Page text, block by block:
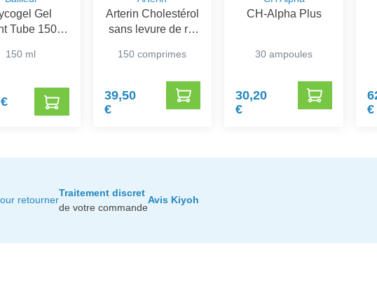
Gel
Tube 150ml
150 ml
Arterin Cholestérol
sans levure de riz
150 comprimes
39,50
€
CH-Alpha Plus
30 ampoules
30,20
€
€
retourner
Traitement discret
de votre commande
Avis Kiyoh